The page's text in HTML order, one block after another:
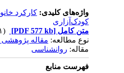
واژه‌های کلیدی:کارکرد
کودک‌آزاری
متن کامل[PDF 577 kb]
نوع مطالعه:مقاله پژوهشی
مقاله:روانشناسی
فهرست منابع